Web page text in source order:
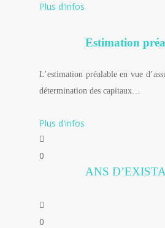
Plus d'infos
Estimation
L’estimation préalable en vue
détermination des capitaux…
Plus d'infos
0
ANS
0